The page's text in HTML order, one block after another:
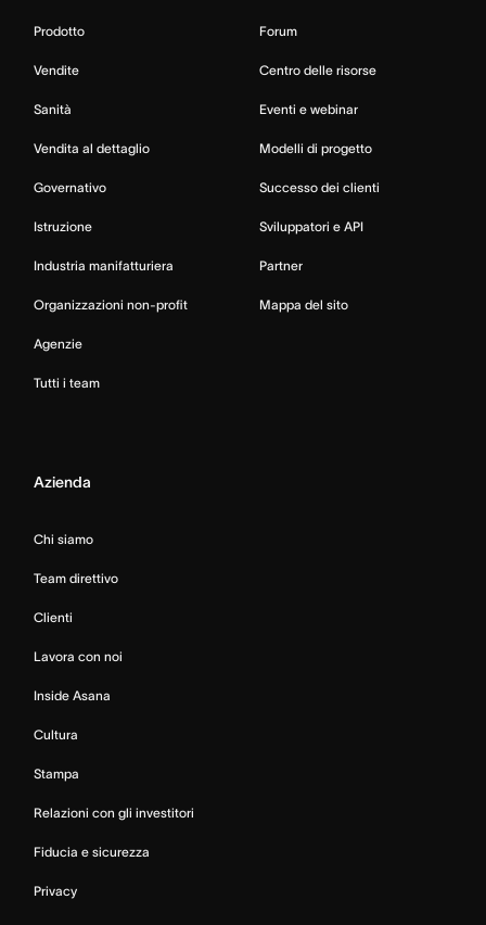
Prodotto
Vendite
Sanità
Vendita al dettaglio
Governativo
Istruzione
Industria manifatturiera
Organizzazioni non-profit
Agenzie
Tutti i team
Forum
Centro delle risorse
Eventi e webinar
Modelli di progetto
Successo dei clienti
Sviluppatori e API
Partner
Mappa del sito
Azienda
Chi siamo
Team direttivo
Clienti
Lavora con noi
Inside Asana
Cultura
Stampa
Relazioni con gli investitori
Fiducia e sicurezza
Privacy